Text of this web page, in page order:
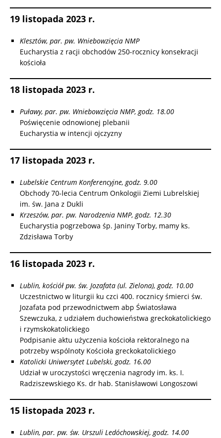
19 listopada 2023 r.
Klesztów, par. pw. Wniebowzięcia NMP
Eucharystia z racji obchodów 250-rocznicy konsekracji
kościoła
18 listopada 2023 r.
Puławy, par. pw. Wniebowzięcia NMP, godz. 18.00
Poświęcenie odnowionej plebanii
Eucharystia w intencji ojczyzny
17 listopada 2023 r.
Lubelskie Centrum Konferencyjne, godz. 9.00
Obchody 70-lecia Centrum Onkologii Ziemi Lubrelskiej
im. św. Jana z Dukli
Krzeszów, par. pw. Narodzenia NMP, godz. 12.30
Eucharystia pogrzebowa śp. Janiny Torby, mamy ks.
Zdzisława Torby
16 listopada 2023 r.
Lublin, kościół pw. św. Jozafata (ul. Zielona), godz. 10.00
Uczestnictwo w liturgii ku czci 400. rocznicy śmierci św.
Jozafata pod przewodnictwem abp Światosława
Szewczuka, z udziałem duchowieństwa greckokatolickiego
i rzymskokatolickiego
Podpisanie aktu użyczenia kościoła rektoralnego na
potrzeby wspólnoty Kościoła greckokatolickiego
Katolicki Uniwersytet Lubelski, godz. 16.00
Udział w uroczystości wręczenia nagrody im. ks. I.
Radziszewskiego Ks. dr hab. Stanisławowi Longoszowi
15 listopada 2023 r.
Lublin, par. pw. św. Urszuli Ledóchowskiej, godz. 14.00